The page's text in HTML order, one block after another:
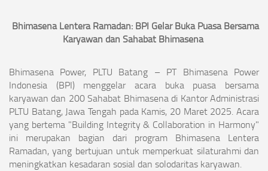
Bhimasena Lentera Ramadan: BPI Gelar Buka Puasa Bersama
Karyawan dan Sahabat Bhimasena
Bhimasena Power, PLTU Batang – PT Bhimasena Power
Indonesia (BPI) menggelar acara buka puasa bersama
karyawan dan 200 Sahabat Bhimasena di Kantor Administrasi
PLTU Batang, Jawa Tengah pada Kamis, 20 Maret 2025. Acara
yang bertema "Building Integrity & Collaboration in Harmony"
ini merupakan bagian dari program Bhimasena Lentera
Ramadan, yang bertujuan untuk memperkuat silaturahmi dan
meningkatkan kesadaran sosial dan solodaritas karyawan.